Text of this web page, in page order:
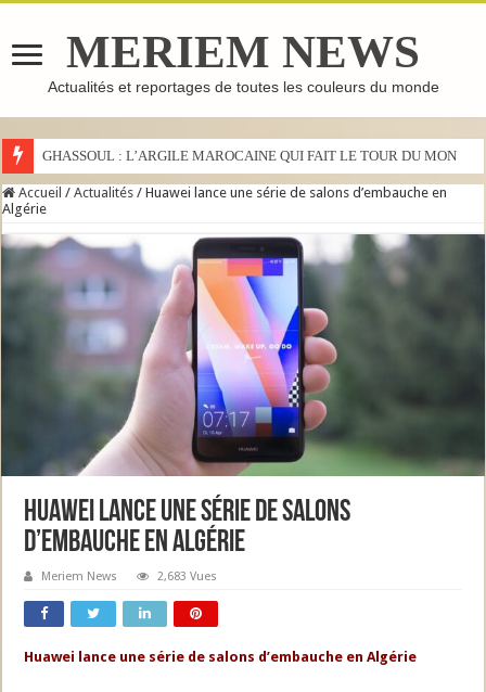
MERIEM NEWS
Actualités et reportages de toutes les couleurs du monde
GHASSOUL : L’ARGILE MAROCAINE QUI FAIT LE TOUR DU MONDE
Accueil / Actualités / Huawei lance une série de salons d’embauche en
Algérie
Huawei lance une série de salons
d’embauche en Algérie
Meriem News 2,683 Vues
Huawei lance une série de salons d’embauche en Algérie